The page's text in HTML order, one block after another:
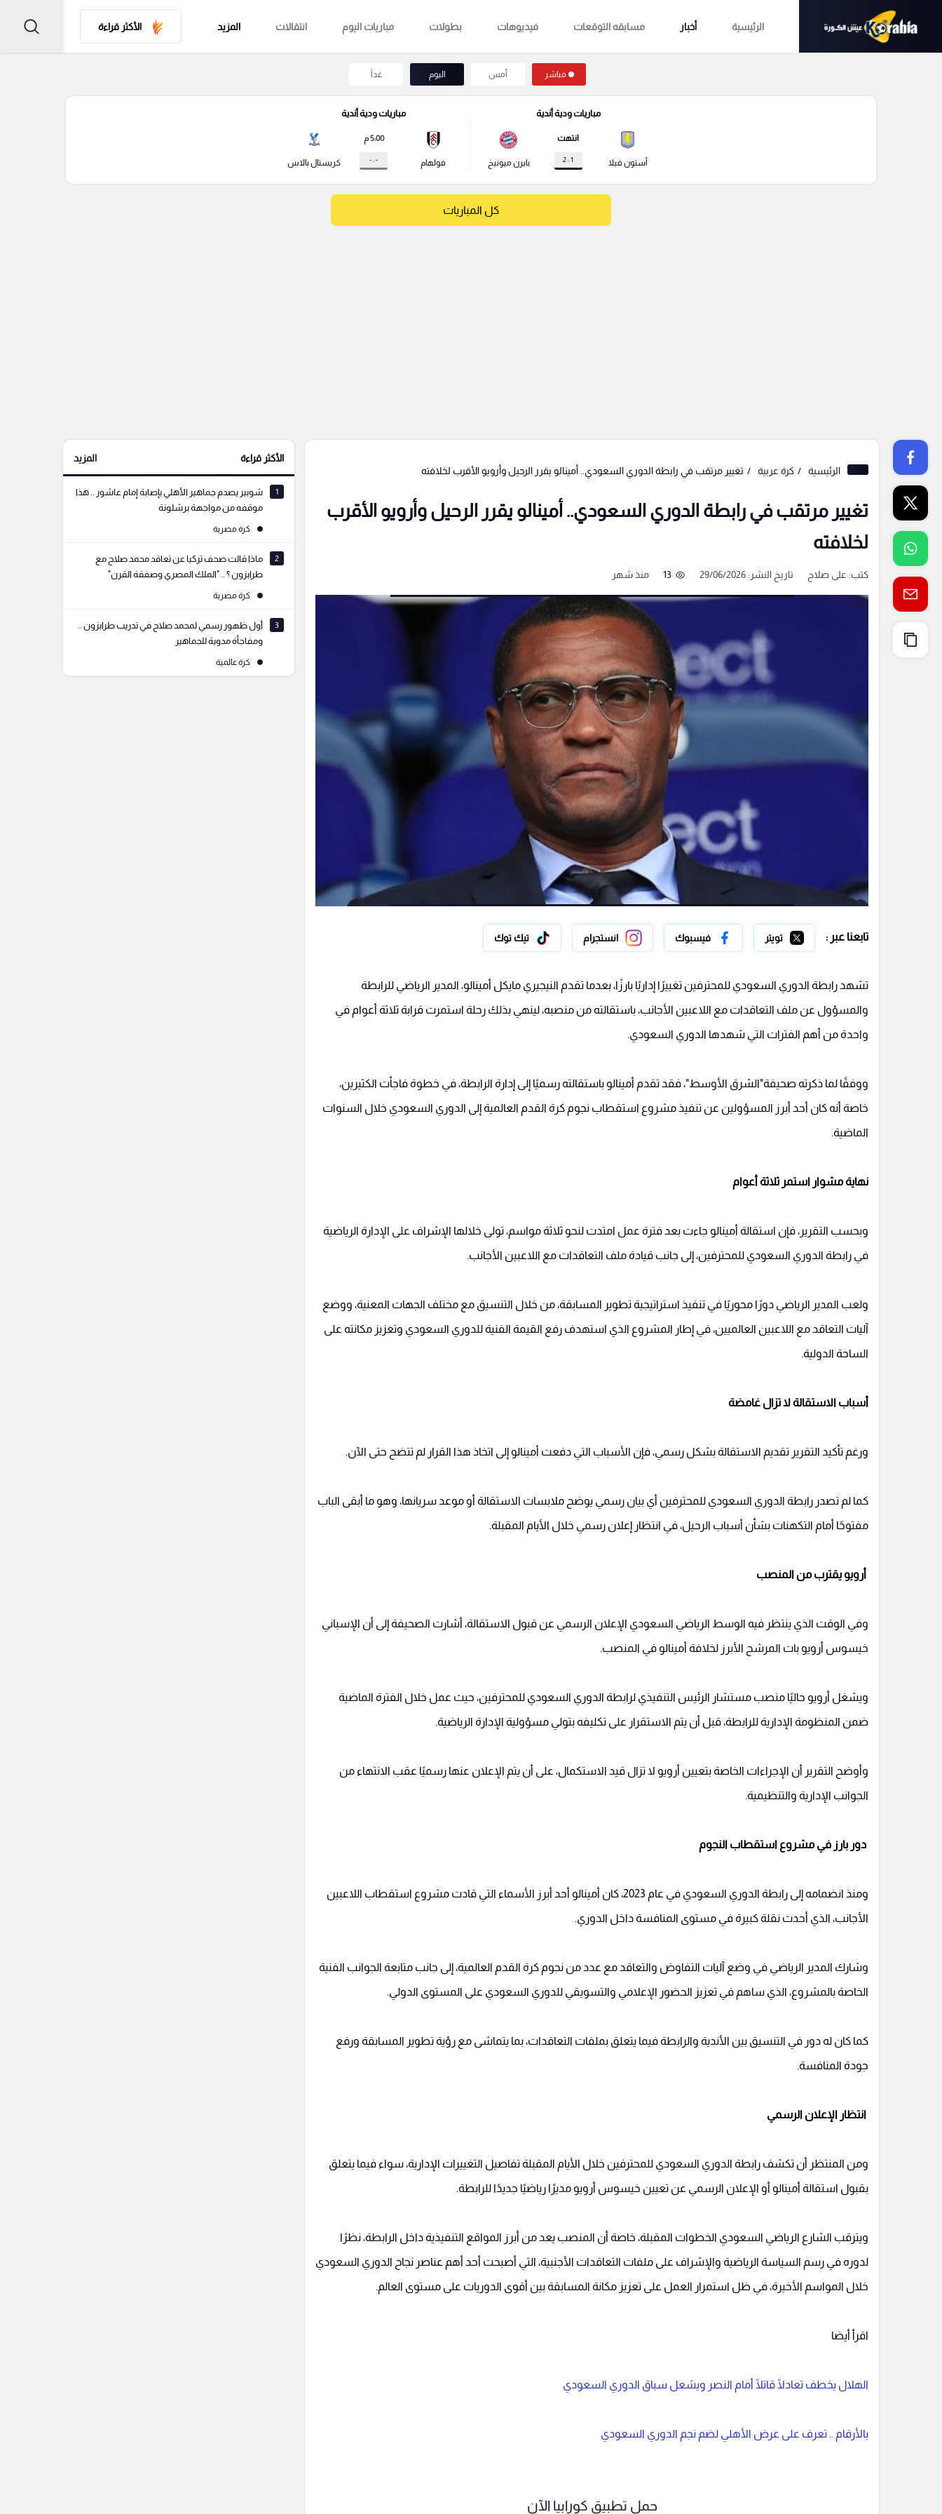
الرئيسية أخبار مسابقه التوقعات فيديوهات بطولات مباريات اليوم انتقالات المزيد الأكثر قراءة
مباشر أمس اليوم غداً
مباريات ودية أندية
أستون فيلا
انتهت
1 : 2 بايرن ميونيخ
مباريات ودية أندية
فولهام
5:00 م
- : - كريستال بالاس
كل المباريات
الرئيسية كرة عربية تغيير مرتقب في رابطة الدوري السعودي.. أمينالو يقرر الرحيل وأرويو الأقرب لخلافته
تغيير مرتقب في رابطة الدوري السعودي.. أمينالو يقرر الرحيل وأرويو الأقرب
لخلافته
كتب: على صلاح تاريخ النشر: 29/06/2026 13 منذ شهر
تابعنا عبر : تويتر فيسبوك انستجرام تيك توك
تشهد رابطة الدوري السعودي للمحترفين تغييرًا إداريًا بارزًا، بعدما تقدم النيجيري مايكل أمينالو، المدير الرياضي للرابطة
والمسؤول عن ملف التعاقدات مع اللاعبين الأجانب، باستقالته من منصبه، لينهي بذلك رحلة استمرت قرابة ثلاثة أعوام في
واحدة من أهم الفترات التي شهدها الدوري السعودي.
ووفقًا لما ذكرته صحيفة"الشرق الأوسط"، فقد تقدم أمينالو باستقالته رسميًا إلى إدارة الرابطة، في خطوة فاجأت الكثيرين،
خاصة أنه كان أحد أبرز المسؤولين عن تنفيذ مشروع استقطاب نجوم كرة القدم العالمية إلى الدوري السعودي خلال السنوات
الماضية.
نهاية مشوار استمر ثلاثة أعوام
وبحسب التقرير، فإن استقالة أمينالو جاءت بعد فترة عمل امتدت لنحو ثلاثة مواسم، تولى خلالها الإشراف على الإدارة الرياضية
في رابطة الدوري السعودي للمحترفين، إلى جانب قيادة ملف التعاقدات مع اللاعبين الأجانب.
ولعب المدير الرياضي دورًا محوريًا في تنفيذ استراتيجية تطوير المسابقة، من خلال التنسيق مع مختلف الجهات المعنية، ووضع
آليات التعاقد مع اللاعبين العالميين، في إطار المشروع الذي استهدف رفع القيمة الفنية للدوري السعودي وتعزيز مكانته على
الساحة الدولية.
أسباب الاستقالة لا تزال غامضة
ورغم تأكيد التقرير تقديم الاستقالة بشكل رسمي، فإن الأسباب التي دفعت أمينالو إلى اتخاذ هذا القرار لم تتضح حتى الآن.
كما لم تصدر رابطة الدوري السعودي للمحترفين أي بيان رسمي يوضح ملابسات الاستقالة أو موعد سريانها، وهو ما أبقى الباب
مفتوحًا أمام التكهنات بشأن أسباب الرحيل، في انتظار إعلان رسمي خلال الأيام المقبلة.
أرويو يقترب من المنصب
وفي الوقت الذي ينتظر فيه الوسط الرياضي السعودي الإعلان الرسمي عن قبول الاستقالة، أشارت الصحيفة إلى أن الإسباني
خيسوس أرويو بات المرشح الأبرز لخلافة أمينالو في المنصب.
ويشغل أرويو حاليًا منصب مستشار الرئيس التنفيذي لرابطة الدوري السعودي للمحترفين، حيث عمل خلال الفترة الماضية
ضمن المنظومة الإدارية للرابطة، قبل أن يتم الاستقرار على تكليفه بتولي مسؤولية الإدارة الرياضية.
وأوضح التقرير أن الإجراءات الخاصة بتعيين أرويو لا تزال قيد الاستكمال، على أن يتم الإعلان عنها رسميًا عقب الانتهاء من
الجوانب الإدارية والتنظيمية.
دور بارز في مشروع استقطاب النجوم
ومنذ انضمامه إلى رابطة الدوري السعودي في عام 2023، كان أمينالو أحد أبرز الأسماء التي قادت مشروع استقطاب اللاعبين
الأجانب، الذي أحدث نقلة كبيرة في مستوى المنافسة داخل الدوري.
وشارك المدير الرياضي في وضع آليات التفاوض والتعاقد مع عدد من نجوم كرة القدم العالمية، إلى جانب متابعة الجوانب الفنية
الخاصة بالمشروع، الذي ساهم في تعزيز الحضور الإعلامي والتسويقي للدوري السعودي على المستوى الدولي.
كما كان له دور في التنسيق بين الأندية والرابطة فيما يتعلق بملفات التعاقدات، بما يتماشى مع رؤية تطوير المسابقة ورفع
جودة المنافسة.
انتظار الإعلان الرسمي
ومن المنتظر أن تكشف رابطة الدوري السعودي للمحترفين خلال الأيام المقبلة تفاصيل التغييرات الإدارية، سواء فيما يتعلق
بقبول استقالة أمينالو أو الإعلان الرسمي عن تعيين خيسوس أرويو مديرًا رياضيًا جديدًا للرابطة.
ويترقب الشارع الرياضي السعودي الخطوات المقبلة، خاصة أن المنصب يعد من أبرز المواقع التنفيذية داخل الرابطة، نظرًا
لدوره في رسم السياسة الرياضية والإشراف على ملفات التعاقدات الأجنبية، التي أصبحت أحد أهم عناصر نجاح الدوري السعودي
خلال المواسم الأخيرة، في ظل استمرار العمل على تعزيز مكانة المسابقة بين أقوى الدوريات على مستوى العالم.
اقرأ أيضا
الهلال يخطف تعادلًا قاتلًا أمام النصر ويشعل سباق الدوري السعودي
بالأرقام .. تعرف على عرض الأهلي لضم نجم الدوري السعودي
حمل تطبيق كورابيا الآن
الأكثر قراءة المزيد
1
شوبير يصدم جماهير الأهلي بإصابة إمام عاشور .. هذا
موقفه من مواجهة برشلونة
كرة مصرية
2
ماذا قالت صحف تركيا عن تعاقد محمد صلاح مع
طرابزون ؟ .. "الملك المصري وصفقة القرن"
كرة مصرية
3
أول ظهور رسمي لمحمد صلاح في تدريب طرابزون ..
ومفاجأة مدوية للجماهير
كرة عالمية